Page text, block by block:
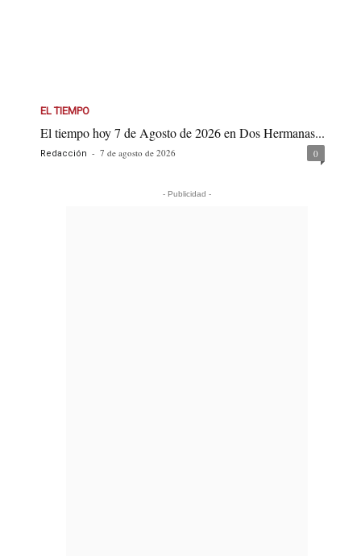
EL TIEMPO
El tiempo hoy 7 de Agosto de 2026 en Dos Hermanas...
Redacción - 7 de agosto de 2026 0
- Publicidad -